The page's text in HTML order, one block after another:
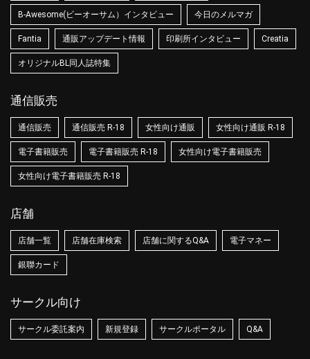
B-Awesome(ビーオーサム）インタビュー 今日のメルマガ
Fantia 通販アップデート情報 印刷所インタビュー Creatia
オリジナルBL同人誌特集
通信販売
通信販売 通信販売 R-18 女性向け通販 女性向け通販 R-18
電子書籍販売 電子書籍販売 R-18 女性向け電子書籍販売
女性向け電子書籍販売 R-18
店舗
店舗一覧 店舗在庫検索 店舗に関するQ&A 電子マネー
銀聯カード
サークル向け
サークル委託案内 新規登録 サークルポータル Q&A